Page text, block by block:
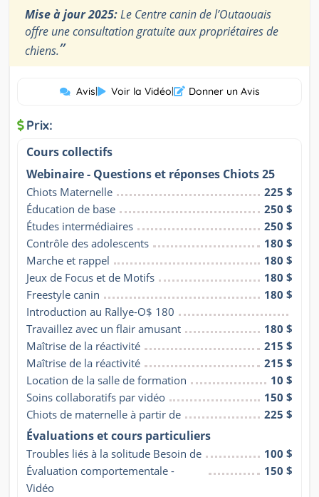
Mise à jour 2025:Le Centre canin de l’Outaouais
offre une consultation gratuite aux propriétaires de
chiens.”
Avis| Voir la Vidéo| Donner un Avis
Prix:
Cours collectifs
Webinaire - Questions et réponses Chiots 25
Chiots Maternelle
225 $
Éducation de base
250 $
Études intermédiaires
250 $
Contrôle des adolescents
180 $
Marche et rappel
180 $
Jeux de Focus et de Motifs
180 $
Freestyle canin
180 $
Introduction au Rallye-O$ 180
Travaillez avec un flair amusant
180 $
Maîtrise de la réactivité
215 $
Maîtrise de la réactivité
215 $
Location de la salle de formation
10 $
Soins collaboratifs par vidéo
150 $
Chiots de maternelle à partir de
225 $
Évaluations et cours particuliers
Troubles liés à la solitude Besoin de
100 $
Évaluation comportementale -
Vidéo
150 $